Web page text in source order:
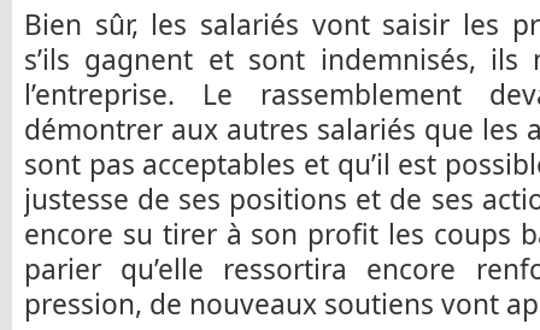
Bien sûr, les salariés vont saisir les
s’ils gagnent et sont indemnisés,
l’entreprise. Le rassemblement
démontrer aux autres salariés que les
sont pas acceptables et qu’il est
justesse de ses positions et de ses
encore su tirer à son profit les coups
parier qu’elle ressortira encore
pression, de nouveaux soutiens vont